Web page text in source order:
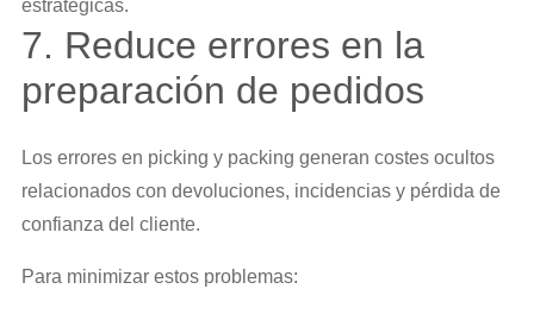
estratégicas.
7. Reduce errores en la
preparación de pedidos
Los errores en picking y packing generan costes ocultos
relacionados con devoluciones, incidencias y pérdida de
confianza del cliente.
Para minimizar estos problemas: